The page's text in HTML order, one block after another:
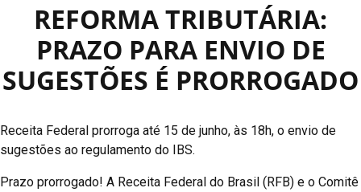
REFORMA TRIBUTÁRIA:
PRAZO PARA ENVIO DE
SUGESTÕES É PRORROGADO
Receita Federal prorroga até 15 de junho, às 18h, o envio de
sugestões ao regulamento do IBS.
Prazo prorrogado! A Receita Federal do Brasil (RFB) e o Comitê